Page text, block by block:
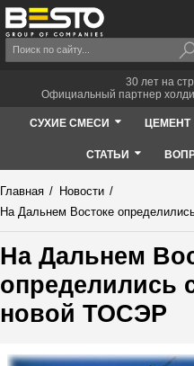
30 лет на
Официальный партнер
СУХИЕ СМЕСИ ЦЕМЕНТ
СТАТЬИ
Главная / Новости /
На Дальнем Востоке
На Дальнем
определились
новой ТОСЭР